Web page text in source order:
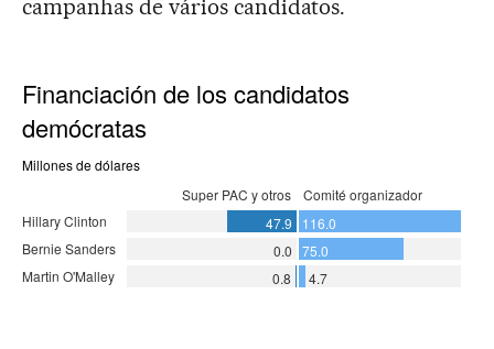
campanhas de vários candidatos.